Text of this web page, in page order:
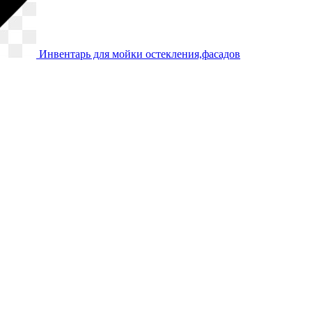
Инвентарь для мойки остекления,фасадов